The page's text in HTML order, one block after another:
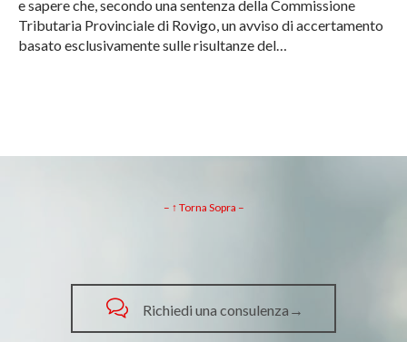
e sapere che, secondo una sentenza della Commissione
Tributaria Provinciale di Rovigo, un avviso di accertamento
basato esclusivamente sulle risultanze del…
– ↑ Torna Sopra –
 Richiedi una consulenza→